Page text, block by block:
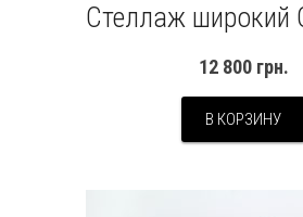
Стеллаж широкий
12 800 грн.
В КОРЗИНУ